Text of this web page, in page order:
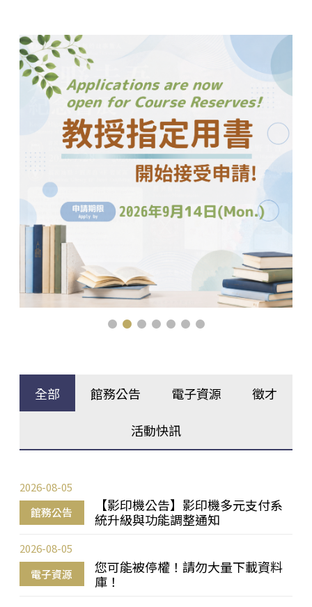
全部 館務公告 電子資源 徵才
活動快訊
館務公告
【影印機公告】影印機多元支付系
統升級與功能調整通知
2026-08-05
電子資源
您可能被停權！請勿大量下載資料
庫！
2026-08-05